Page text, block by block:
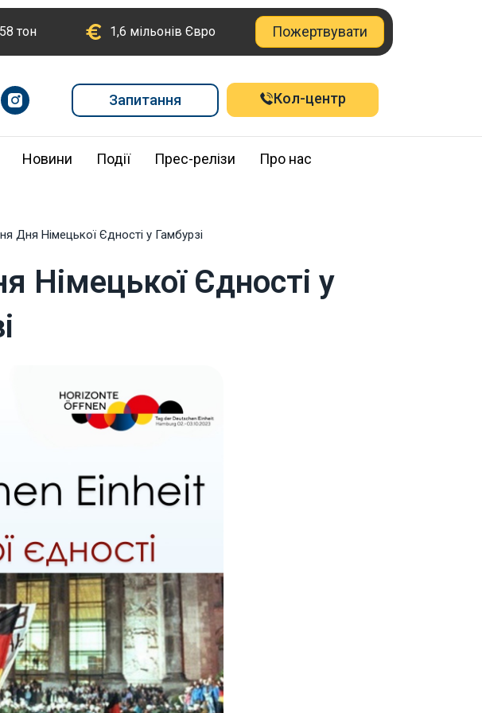
тон 1,6 мільонів Євро Пожертвувати
I
n
Запитання Кол-центр
Новини Події Прес-релізи Про нас
Дня Німецької Єдності у Гамбурзі
Німецької Єдності у
for
for